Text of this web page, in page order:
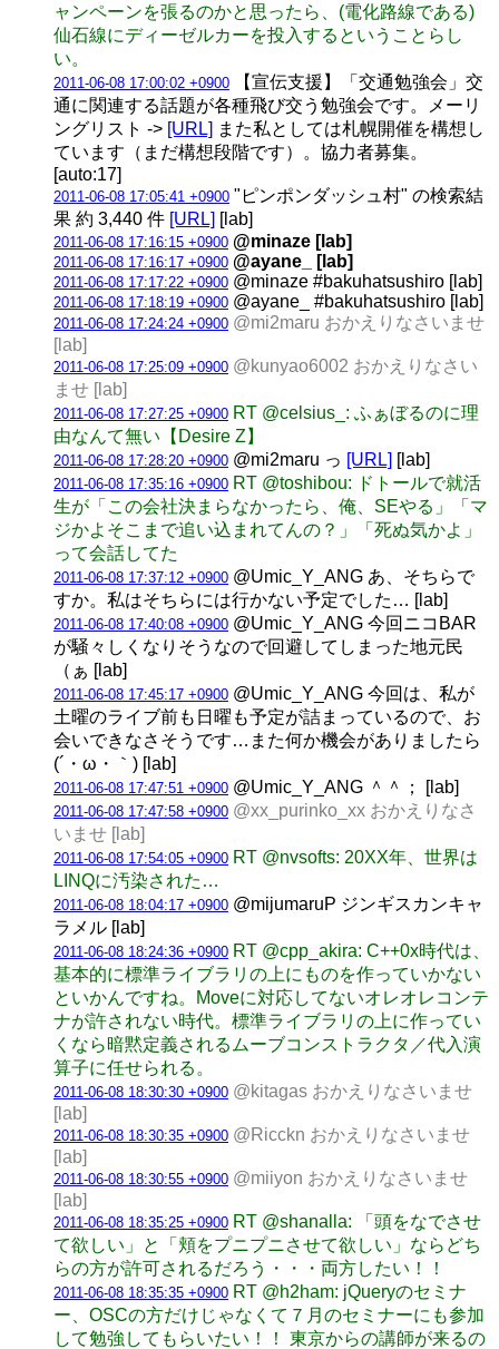
ャンペーンを張るのかと思ったら、(電化路線である)
仙石線にディーゼルカーを投入するということらし
い。
2011-06-08 17:00:02 +0900 【宣伝支援】「交通勉強会」交
通に関連する話題が各種飛び交う勉強会です。メーリ
ングリスト -> [URL] また私としては札幌開催を構想し
ています（まだ構想段階です）。協力者募集。
[auto:17]
2011-06-08 17:05:41 +0900 "ピンポンダッシュ村" の検索結
果 約 3,440 件 [URL] [lab]
2011-06-08 17:16:15 +0900 @minaze [lab]
2011-06-08 17:16:17 +0900 @ayane_ [lab]
2011-06-08 17:17:22 +0900 @minaze #bakuhatsushiro [lab]
2011-06-08 17:18:19 +0900 @ayane_ #bakuhatsushiro [lab]
2011-06-08 17:24:24 +0900 @mi2maru おかえりなさいませ
[lab]
2011-06-08 17:25:09 +0900 @kunyao6002 おかえりなさい
ませ [lab]
2011-06-08 17:27:25 +0900 RT @celsius_: ふぁぼるのに理
由なんて無い【Desire Z】
2011-06-08 17:28:20 +0900 @mi2maru っ [URL] [lab]
2011-06-08 17:35:16 +0900 RT @toshibou: ドトールで就活
生が「この会社決まらなかったら、俺、SEやる」「マ
ジかよそこまで追い込まれてんの？」「死ぬ気かよ」
って会話してた
2011-06-08 17:37:12 +0900 @Umic_Y_ANG あ、そちらで
すか。私はそちらには行かない予定でした… [lab]
2011-06-08 17:40:08 +0900 @Umic_Y_ANG 今回ニコBAR
が騒々しくなりそうなので回避してしまった地元民
（ぁ [lab]
2011-06-08 17:45:17 +0900 @Umic_Y_ANG 今回は、私が
土曜のライブ前も日曜も予定が詰まっているので、お
会いできなさそうです…また何か機会がありましたら
(´・ω・｀) [lab]
2011-06-08 17:47:51 +0900 @Umic_Y_ANG ＾＾； [lab]
2011-06-08 17:47:58 +0900 @xx_purinko_xx おかえりなさ
いませ [lab]
2011-06-08 17:54:05 +0900 RT @nvsofts: 20XX年、世界は
LINQに汚染された…
2011-06-08 18:04:17 +0900 @mijumaruP ジンギスカンキャ
ラメル [lab]
2011-06-08 18:24:36 +0900 RT @cpp_akira: C++0x時代は、
基本的に標準ライブラリの上にものを作っていかない
といかんですね。Moveに対応してないオレオレコンテ
ナが許されない時代。標準ライブラリの上に作ってい
くなら暗黙定義されるムーブコンストラクタ／代入演
算子に任せられる。
2011-06-08 18:30:30 +0900 @kitagas おかえりなさいませ
[lab]
2011-06-08 18:30:35 +0900 @Ricckn おかえりなさいませ
[lab]
2011-06-08 18:30:55 +0900 @miiyon おかえりなさいませ
[lab]
2011-06-08 18:35:25 +0900 RT @shanalla: 「頭をなでさせ
て欲しい」と「頬をプニプニさせて欲しい」ならどち
らの方が許可されるだろう・・・両方したい！！
2011-06-08 18:35:35 +0900 RT @h2ham: jQueryのセミナ
ー、OSCの方だけじゃなくて７月のセミナーにも参加
して勉強してもらいたい！！ 東京からの講師が来るの